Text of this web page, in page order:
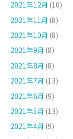
2021年12月 (10)
2021年11月 (8)
2021年10月 (8)
2021年9月 (8)
2021年8月 (8)
2021年7月 (13)
2021年6月 (9)
2021年5月 (13)
2021年4月 (9)